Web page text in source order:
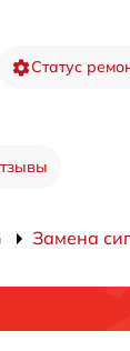
Статус
Замена